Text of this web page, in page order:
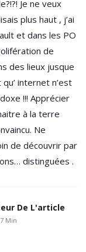
Je ne veux
plus haut , j’ai
et dans les PO
de
des lieux jusque
internet n’est
!!! Apprécier
à la terre
Ne
de découvrir par
distinguées .
De L'article
Min